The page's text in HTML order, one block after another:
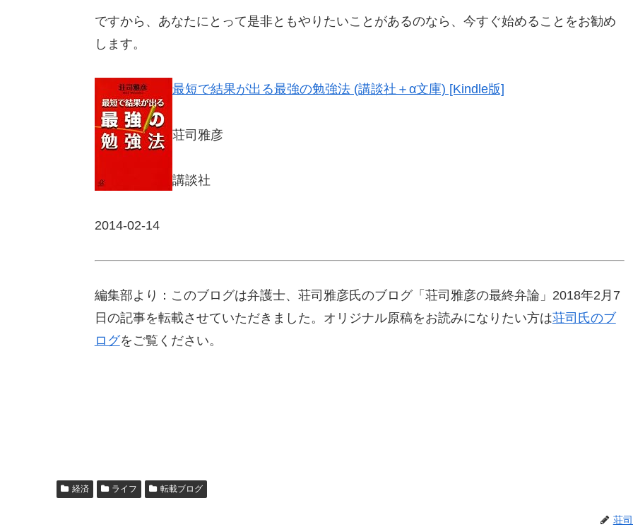
ですから、あなたにとって是非ともやりたいことがあるのなら、今すぐ始めることをお勧め
します。
最短で結果が出る最強の勉強法 (講談社＋α文庫) [Kindle版]
荘司雅彦
講談社
2014-02-14
編集部より：このブログは弁護士、荘司雅彦氏のブログ「荘司雅彦の最終弁論」2018年2月7
日の記事を転載させていただきました。オリジナル原稿をお読みになりたい方は荘司氏のブ
ログをご覧ください。
経済 ライフ 転載ブログ
荘